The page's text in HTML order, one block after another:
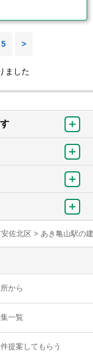
5 >
ました
佐北区 > あき亀山駅の
から
一覧
提案してもらう